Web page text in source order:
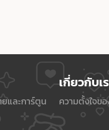
และการ์ตูน
เกี่ยวกับเ
ความตั้งใจขอ